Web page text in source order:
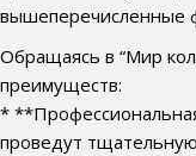
вышеперечисленные
Обращаясь в “Мир
преимуществ:
*
проведут